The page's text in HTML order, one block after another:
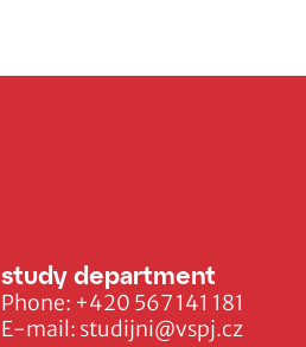
study department
Phone: +420 567 141 181
E-mail: studijni@vspj.cz